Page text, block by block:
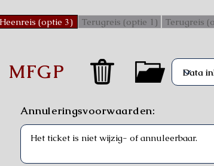
Heenreis (optie 3) Terugreis (optie 1) Terugreis
MFGP
Annuleringsvoorwaarden: